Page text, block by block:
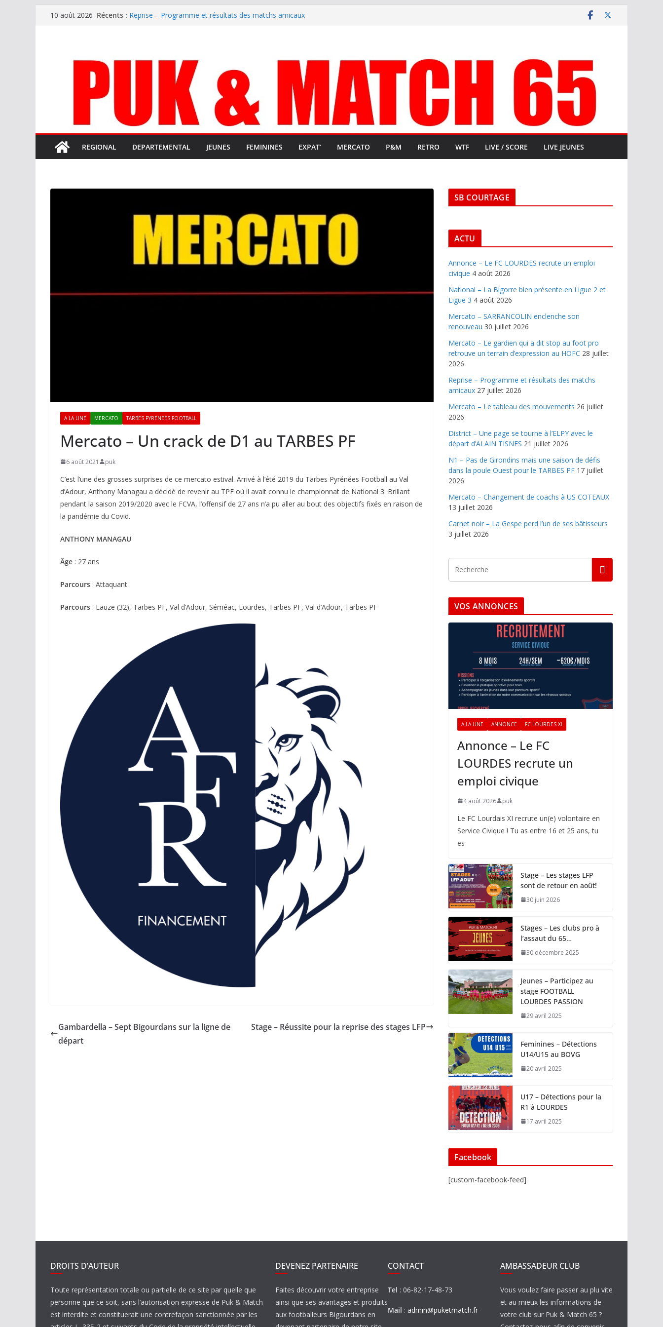
Passer10 août 2026 Récents : Reprise – Programme et résultats des matchs amicaux
terrain d’expression au HOFC
REGIONAL DEPARTEMENTAL JEUNES FEMININES EXPAT’ MERCATO P&M RETRO WTF LIVE / SCORE LIVE JEUNES
A LA UNE MERCATO TARBES PYRENEES FOOTBALL
Mercato – Un crack de D1 au TARBES PF
6 août 2021 puk
C’est l’une des grosses surprises de ce mercato estival. Arrivé à l’été 2019 du Tarbes Pyrénées Football au Val
d’Adour, Anthony Managau a décidé de revenir au TPF où il avait connu le championnat de National 3. Brillant
pendant la saison 2019/2020 avec le FCVA, l’offensif de 27 ans n’a pu aller au bout des objectifs fixés en raison de
la pandémie du Covid.
ANTHONY MANAGAU
Âge : 27 ans
Parcours : Attaquant
Parcours : Eauze (32), Tarbes PF, Val d’Adour, Séméac, Lourdes, Tarbes PF, Val d’Adour, Tarbes PF
Gambardella – Sept Bigourdans sur la ligne de
départ
Stage – Réussite pour la reprise des stages LFP
SB COURTAGE
ACTU
Annonce – Le FC LOURDES recrute un emploi
civique 4 août 2026
National – La Bigorre bien présente en Ligue 2 et
Ligue 3 4 août 2026
Mercato – SARRANCOLIN enclenche son
renouveau 30 juillet 2026
Mercato – Le gardien qui a dit stop au foot pro
retrouve un terrain d’expression au HOFC 28 juillet
2026
Reprise – Programme et résultats des matchs
amicaux 27 juillet 2026
Mercato – Le tableau des mouvements 26 juillet
2026
District – Une page se tourne à l’ELPY avec le
départ d’ALAIN TISNES 21 juillet 2026
N1 – Pas de Girondins mais une saison de défis
dans la poule Ouest pour le TARBES PF 17 juillet
2026
Mercato – Changement de coachs à US COTEAUX
13 juillet 2026
Carnet noir – La Gespe perd l’un de ses bâtisseurs
3 juillet 2026
VOS ANNONCES
A LA UNE ANNONCE FC LOURDES XI
Annonce – Le FC
LOURDES recrute un
emploi civique
4 août 2026 puk
Le FC Lourdais XI recrute un(e) volontaire en
Service Civique ! Tu as entre 16 et 25 ans, tu
es
Stage – Les stages LFP
sont de retour en août!
30 juin 2026
Stages – Les clubs pro à
l’assaut du 65…
30 décembre 2025
Jeunes – Participez au
stage FOOTBALL
LOURDES PASSION
29 avril 2025
Feminines – Détections
U14/U15 au BOVG
20 avril 2025
U17 – Détections pour la
R1 à LOURDES
17 avril 2025
Facebook
[custom-facebook-feed]
DROITS D’AUTEUR
Toute représentation totale ou partielle de ce site par quelle que
personne que ce soit, sans l’autorisation expresse de Puk & Match
est interdite et constituerait une contrefaçon sanctionnée par les
DEVENEZ PARTENAIRE
Faites découvrir votre entreprise
ainsi que ses avantages et produits
aux footballeurs Bigourdans en
CONTACT
Tel : 06-82-17-48-73
Mail : admin@puketmatch.fr
AMBASSADEUR CLUB
Vous voulez faire passer au plu vite
et au mieux les informations de
votre club sur Puk & Match 65 ?